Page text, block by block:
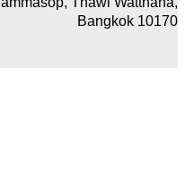
Bangkok 10170